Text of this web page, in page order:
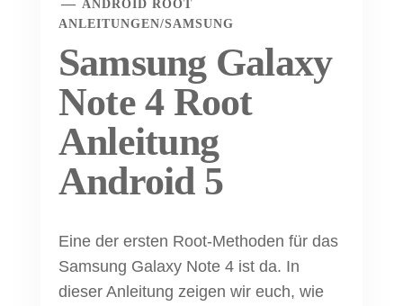
ANDROID ROOT
ANLEITUNGEN/SAMSUNG
Samsung Galaxy
Note 4 Root
Anleitung
Android 5
Eine der ersten Root-Methoden für das
Samsung Galaxy Note 4 ist da. In
dieser Anleitung zeigen wir euch, wie